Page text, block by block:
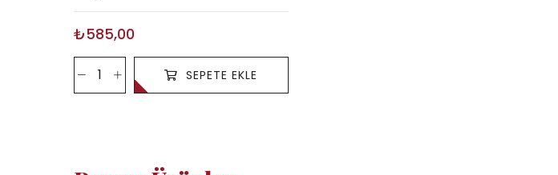
₺585,00
SEPETE EKLE